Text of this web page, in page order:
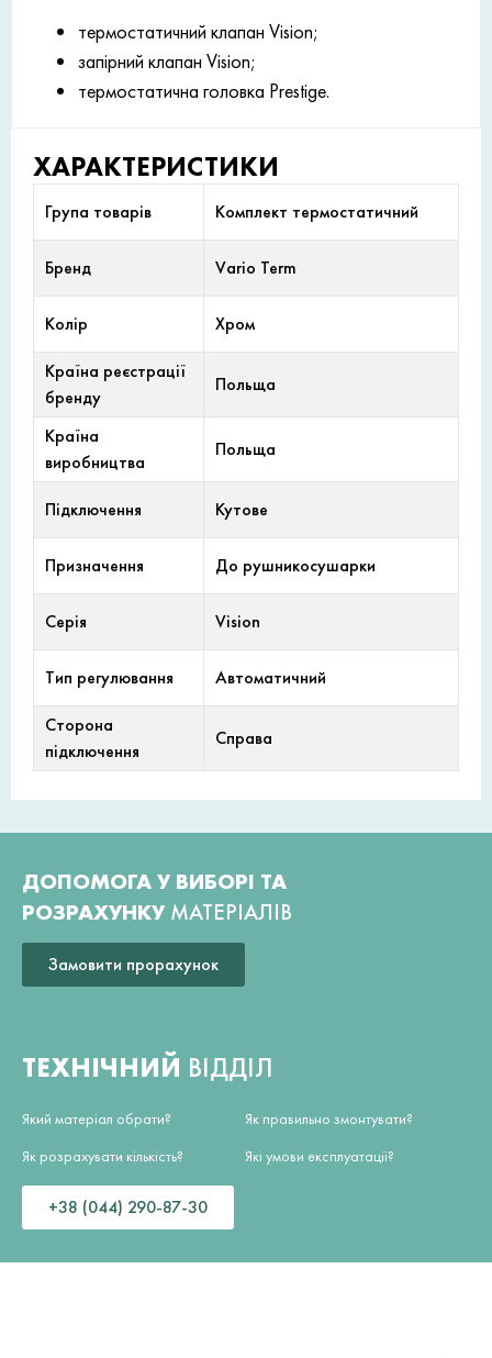
термостатичний клапан Vision;
запірний клапан Vision;
термостатична головка Prestige.
ХАРАКТЕРИСТИКИ
Група товарів Комплект термостатичний
Бренд Vario Term
Колір Хром
Країна реєстрації
бренду
Польща
Країна
виробництва
Польща
Підключення Кутове
Призначення До рушникосушарки
Серія Vision
Тип регулювання Автоматичний
Сторона
підключення
Справа
ДОПОМОГА У ВИБОРІ ТА
РОЗРАХУНКУ МАТЕРІАЛІВ
Замовити прорахунок
ТЕХНІЧНИЙ ВІДДІЛ
Який матеріал обрати?
Як розрахувати кількість?
Як правильно змонтувати?
Які умови експлуатації?
+38 (044) 290-87-30